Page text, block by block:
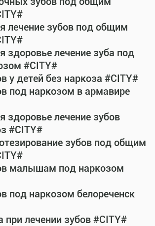
лечение зубов под общим
здоровье лечение зуба под
#CITY#
у детей без наркоза #CITY#
под наркозом в армавире
здоровье лечение зубов
#CITY#
зубов под общим
малышам под наркозом
под наркозом белореченск
при лечении зубов #CITY#